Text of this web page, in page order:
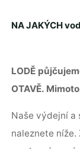
NA JAKÝCH
LODĚ
OTAVĚ.
Naše výdejní a
naleznete